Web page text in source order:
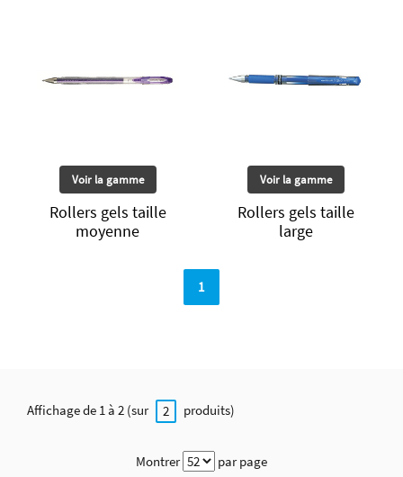
Voir la gamme
Rollers gels taille
moyenne
Voir la gamme
Rollers gels taille
large
1
Affichage de 1 à 2 (sur 2 produits)
Montrer par page